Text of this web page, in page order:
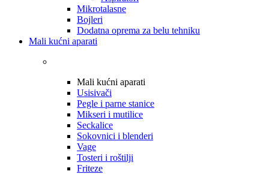
Mikrotalasne
Bojleri
Dodatna oprema za belu tehniku
Mali kućni aparati
Mali kućni aparati
Usisivači
Pegle i parne stanice
Mikseri i mutilice
Seckalice
Sokovnici i blenderi
Vage
Tosteri i roštilji
Friteze